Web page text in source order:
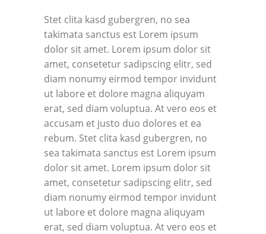
Stet clita kasd gubergren, no sea
takimata sanctus est Lorem ipsum
dolor sit amet. Lorem ipsum dolor sit
amet, consetetur sadipscing elitr, sed
diam nonumy eirmod tempor invidunt
ut labore et dolore magna aliquyam
erat, sed diam voluptua. At vero eos et
accusam et justo duo dolores et ea
rebum. Stet clita kasd gubergren, no
sea takimata sanctus est Lorem ipsum
dolor sit amet. Lorem ipsum dolor sit
amet, consetetur sadipscing elitr, sed
diam nonumy eirmod tempor invidunt
ut labore et dolore magna aliquyam
erat, sed diam voluptua. At vero eos et